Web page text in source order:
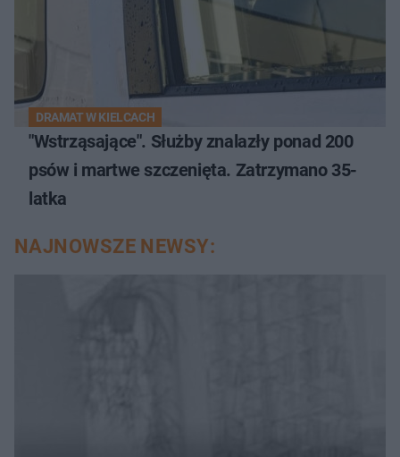
DRAMAT W KIELCACH
"Wstrząsające". Służby znalazły ponad 200
psów i martwe szczenięta. Zatrzymano 35-
latka
NAJNOWSZE NEWSY: